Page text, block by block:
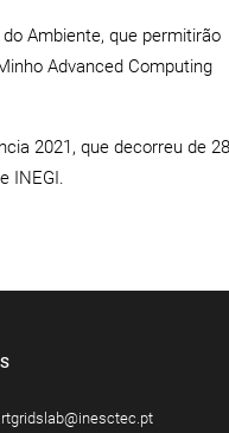
Ambiente, que permitirão
Advanced Computing
2021, que decorreu de
INEGI.